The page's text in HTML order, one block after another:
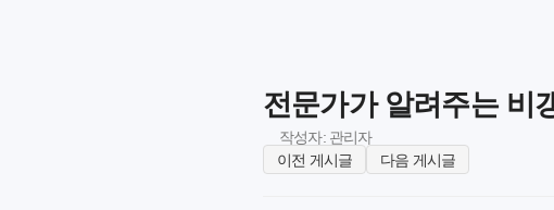
전문가가 알려주는 비
작성자: 관리자
이전 게시글
다음 게시글